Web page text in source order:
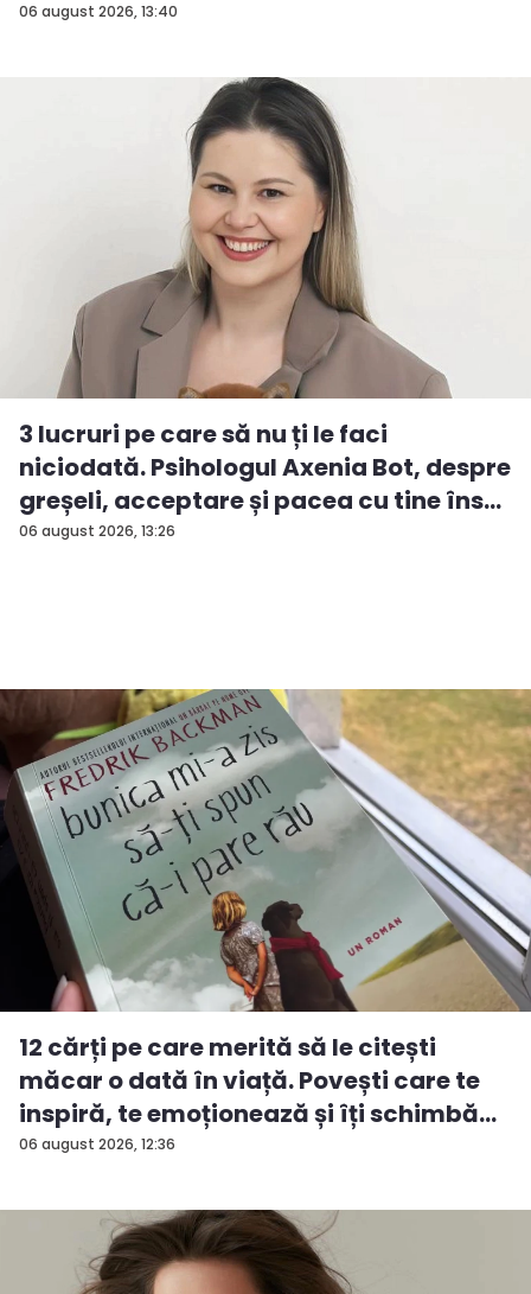
06 august 2026, 13:40
06 august 2026, 13:26
3 lucruri pe care să nu ți le faci
niciodată. Psihologul Axenia Bot, despre
greșeli, acceptare și pacea cu tine îns...
06 august 2026, 12:36
12 cărți pe care merită să le citești
măcar o dată în viață. Povești care te
inspiră, te emoționează și îți schimbă...